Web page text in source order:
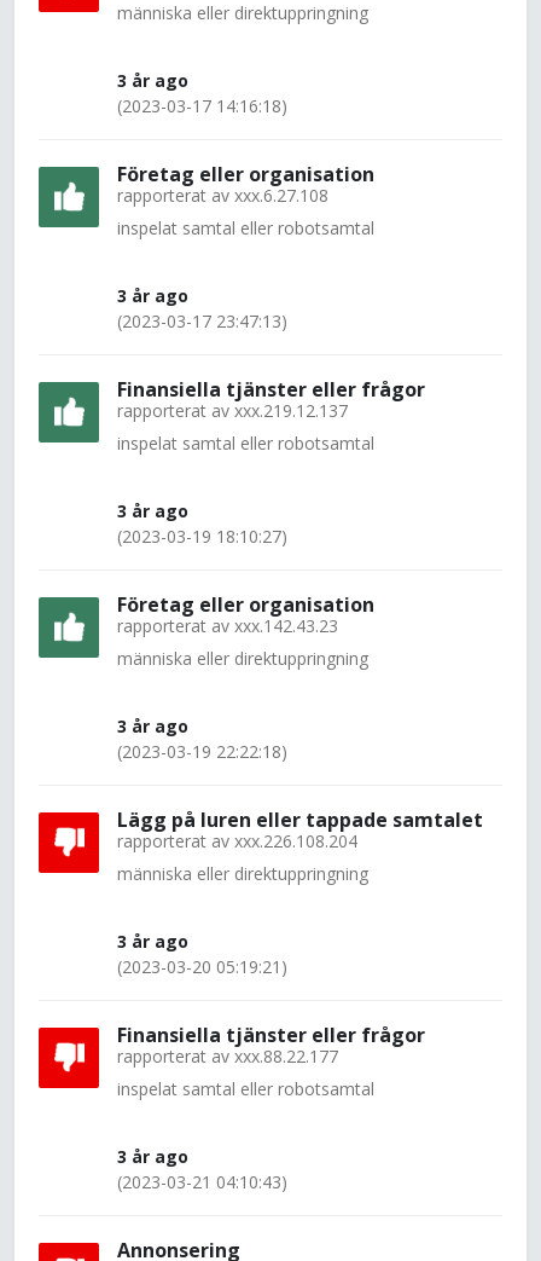
människa eller direktuppringning
3 år ago
(2023-03-17 14:16:18)
Företag eller organisation
rapporterat av xxx.6.27.108
inspelat samtal eller robotsamtal
3 år ago
(2023-03-17 23:47:13)
Finansiella tjänster eller frågor
rapporterat av xxx.219.12.137
inspelat samtal eller robotsamtal
3 år ago
(2023-03-19 18:10:27)
Företag eller organisation
rapporterat av xxx.142.43.23
människa eller direktuppringning
3 år ago
(2023-03-19 22:22:18)
Lägg på luren eller tappade samtalet
rapporterat av xxx.226.108.204
människa eller direktuppringning
3 år ago
(2023-03-20 05:19:21)
Finansiella tjänster eller frågor
rapporterat av xxx.88.22.177
inspelat samtal eller robotsamtal
3 år ago
(2023-03-21 04:10:43)
Annonsering